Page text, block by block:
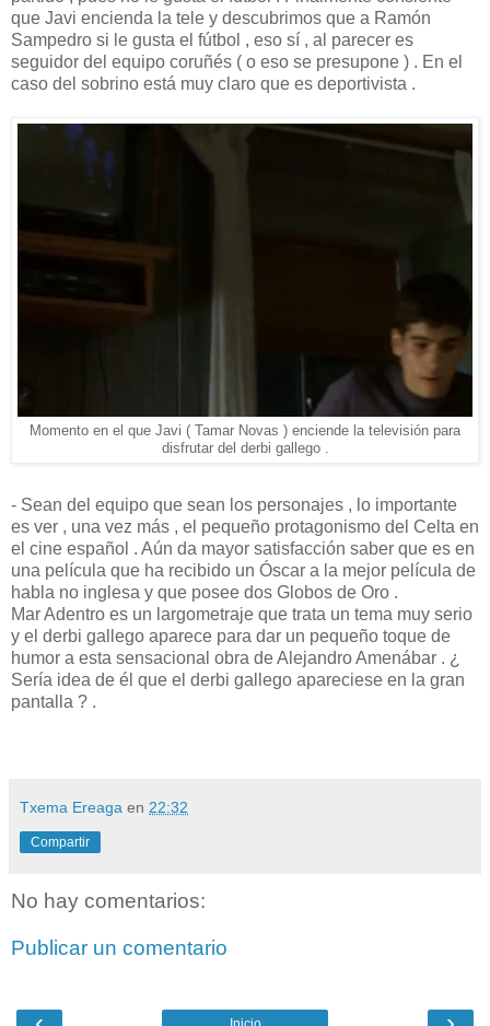
que Javi encienda la tele y descubrimos que a Ramón
Sampedro si le gusta el fútbol , eso sí , al parecer es
seguidor del equipo coruñés ( o eso se presupone ) . En el
caso del sobrino está muy claro que es deportivista .
Momento en el que Javi ( Tamar Novas ) enciende la televisión para
disfrutar del derbi gallego .
- Sean del equipo que sean los personajes , lo importante
es ver , una vez más , el pequeño protagonismo del Celta en
el cine español . Aún da mayor satisfacción saber que es en
una película que ha recibido un Óscar a la mejor película de
habla no inglesa y que posee dos Globos de Oro .
Mar Adentro es un largometraje que trata un tema muy serio
y el derbi gallego aparece para dar un pequeño toque de
humor a esta sensacional obra de Alejandro Amenábar . ¿
Sería idea de él que el derbi gallego apareciese en la gran
pantalla ? .
Txema Ereaga en 22:32
Compartir
No hay comentarios:
Publicar un comentario